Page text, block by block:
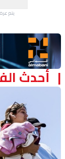
Section
أحدث